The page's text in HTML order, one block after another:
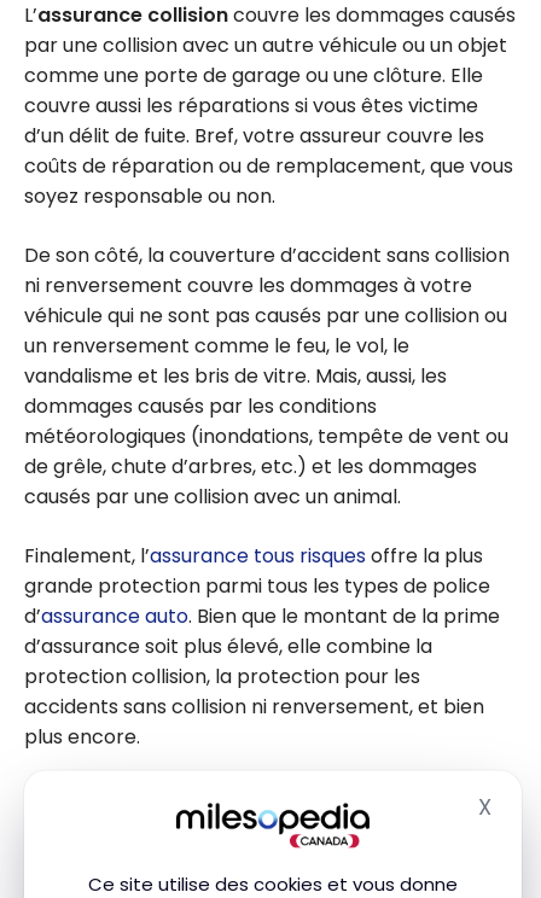
Ce site utilise des cookies et vous donne
X
L’assurance collisioncouvre les dommages causés
par une collision avec un autre véhicule ou un objet
comme une porte de garage ou une clôture. Elle
couvre aussi les réparations si vous êtes victime
d’un délit de fuite. Bref, votre assureur couvre les
coûts de réparation ou de remplacement, que vous
soyez responsable ou non.
De son côté, la couverture d’accident sans collision
ni renversement couvre les dommages à votre
véhicule qui ne sont pas causés par une collision ou
un renversement comme le feu, le vol, le
vandalisme et les bris de vitre. Mais, aussi, les
dommages causés par les conditions
météorologiques (inondations, tempête de vent ou
de grêle, chute d’arbres, etc.) et les dommages
causés par une collision avec un animal.
Finalement, l’assurance tous risquesoffre la plus
grande protection parmi tous les types de police
d’assurance auto. Bien que le montant de la prime
d’assurance soit plus élevé, elle combine la
protection collision, la protection pour les
accidents sans collision ni renversement, et bien
plus encore.
Vérifiez les conditions et les exclusions dans votre
contrat d’assurance auto ou lorsque vous
comparez des soumissions d’assurance auto
ligne. Si vous avez des questions, n’hésitez pas à